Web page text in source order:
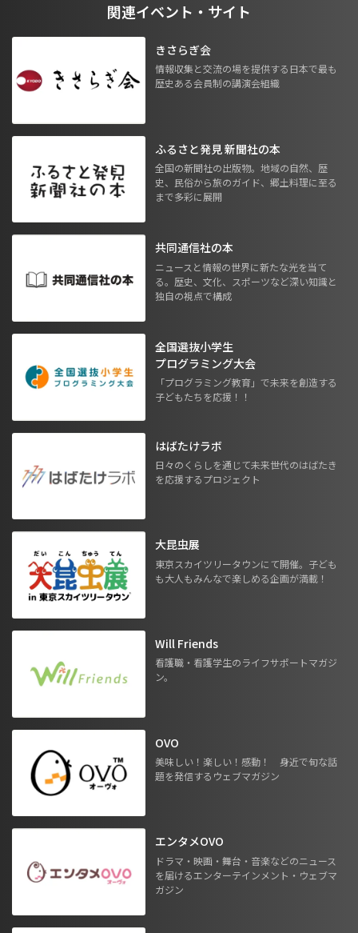
関連イベント・サイト
きさらぎ会
情報収集と交流の場を提供する日本で最も
歴史ある会員制の講演会組織
ふるさと発見 新聞社の本
全国の新聞社の出版物。地域の自然、歴
史、民俗から旅のガイド、郷土料理に至る
まで多彩に展開
共同通信社の本
ニュースと情報の世界に新たな光を当て
る。歴史、文化、スポーツなど深い知識と
独自の視点で構成
全国選抜小学生
プログラミング大会
「プログラミング教育」で未来を創造する
子どもたちを応援！！
はばたけラボ
日々のくらしを通じて未来世代のはばたき
を応援するプロジェクト
大昆虫展
東京スカイツリータウンにて開催。子ども
も大人もみんなで楽しめる企画が満載！
Will Friends
看護職・看護学生のライフサポートマガジ
ン。
OVO
美味しい！楽しい！感動！ 身近で旬な話
題を発信するウェブマガジン
エンタメOVO
ドラマ・映画・舞台・音楽などのニュース
を届けるエンターテインメント・ウェブマ
ガジン